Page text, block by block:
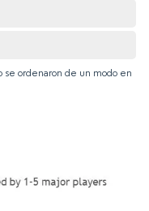
se ordenaron de un modo en